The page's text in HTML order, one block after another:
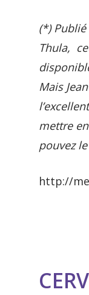
(*)
Thula,
Mais
mettre
pouvez
http://